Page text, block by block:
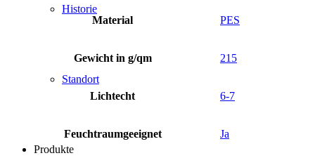
Historie
Standort
Produkte
Material PES
Gewicht in g/qm 215
Lichtecht 6-7
Feuchtraumgeeignet Ja